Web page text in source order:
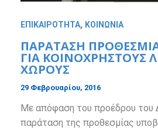
ΕΠΙΚΑΙΡΟΤΗΤΑ, ΚΟΙΝΩΝΙΑ
ΠΑΡΑΤΑΣΗ
ΓΙΑ ΚΟΙΝΟΧΡΗΣΤΟΥΣ
ΧΩΡΟΥΣ
29 Φεβρουαρίου, 2016
Με απόφαση του προέδρου του
παράταση της προθεσμίας